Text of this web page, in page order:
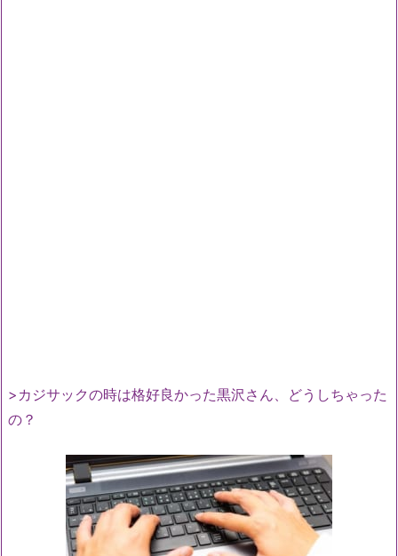
>カジサックの時は格好良かった黒沢さん、どうしちゃった
の？